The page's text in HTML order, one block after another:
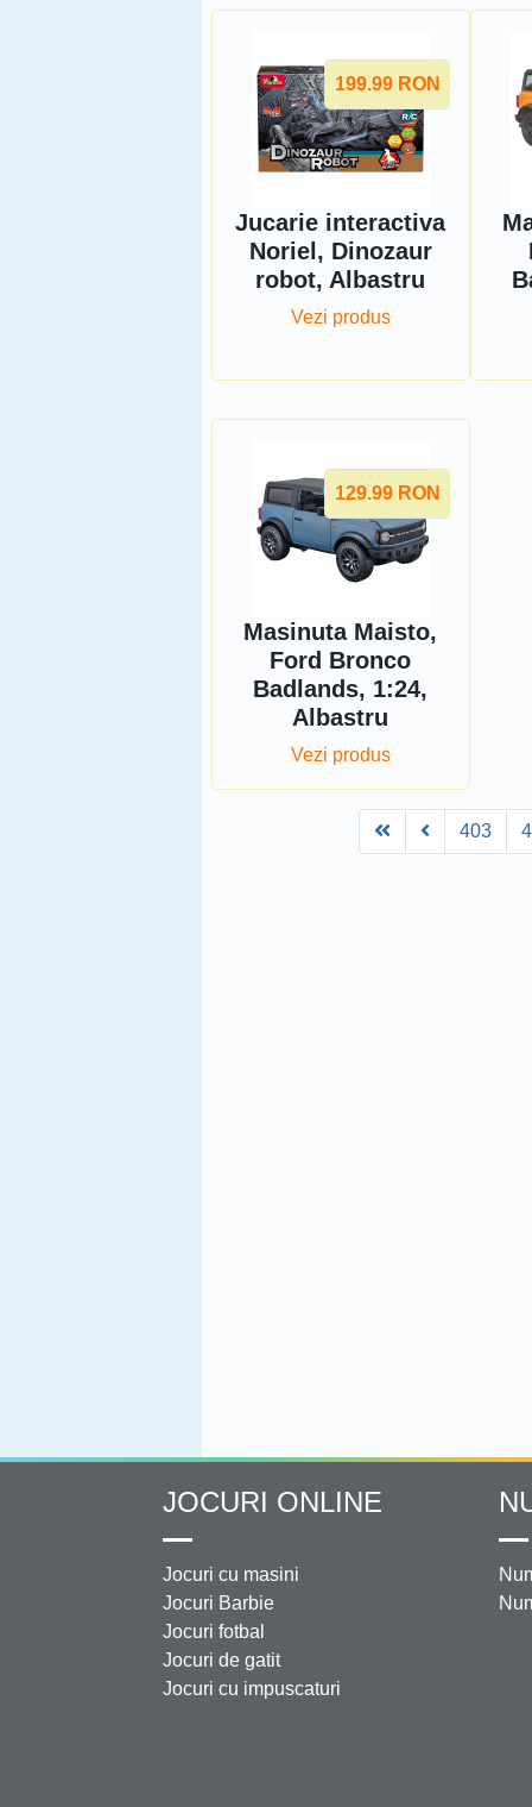
199.99 RON
Jucarie interactiva
Noriel, Dinozaur
robot, Albastru
Vezi produs
129.99 RON
Masinuta Maisto,
Ford Bronco
Badlands, 1:24,
Albastru
Vezi produs
FirstPrev403
JOCURI ONLINE
Jocuri cu masini
Jocuri Barbie
Jocuri fotbal
Jocuri de gatit
Jocuri cu impuscaturi